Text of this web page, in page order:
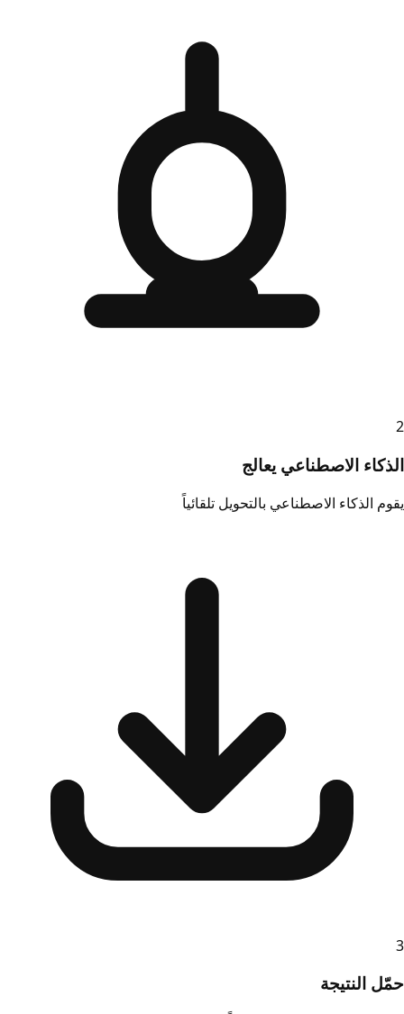
2
الذكاء الاصطناعي يعالج
يقوم الذكاء الاصطناعي بالتحويل تلقائياً
3
حمّل النتيجة